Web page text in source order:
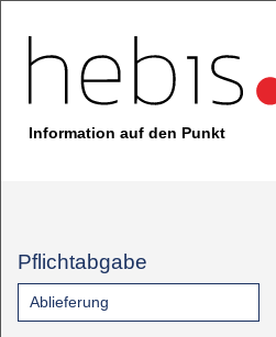
Information auf den Punkt
Pflichtabgabe
Ablieferung